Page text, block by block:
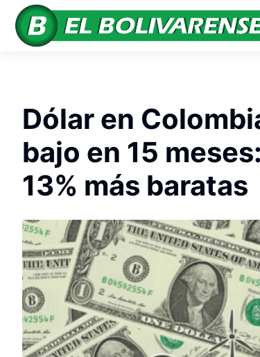
Dólar en
bajo en 15
13% más baratas